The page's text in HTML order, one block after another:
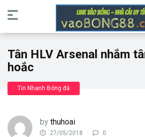
Tân HLV Arsenal nhắm
hoắc
Tin Nhanh Bóng đá
by thuhoai
27/05/2018 0